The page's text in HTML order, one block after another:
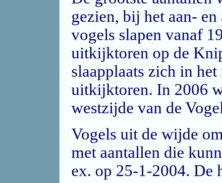
gezien, bij het aan-
vogels slapen vanaf
uitkijktoren op de
slaapplaats zich in
uitkijktoren. In 2006
westzijde van de
Vogels uit de wijde
met aantallen die
ex. op 25-1-2004. De